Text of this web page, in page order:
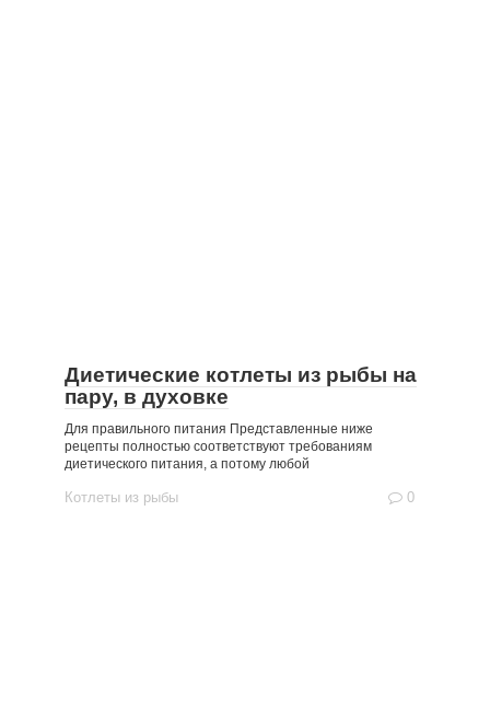
Диетические котлеты из рыбы на
пару, в духовке
Для правильного питания Представленные ниже
рецепты полностью соответствуют требованиям
диетического питания, а потому любой
Котлеты из рыбы 0